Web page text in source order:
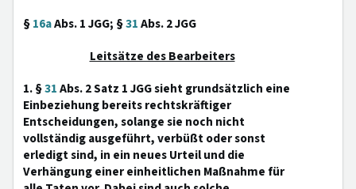
§16aAbs. 1 JGG; §31Abs. 2 JGG
Leitsätze des Bearbeiters
1. §31Abs. 2 Satz 1 JGG sieht grundsätzlich eine
Einbeziehung bereits rechtskräftiger
Entscheidungen, solange sie noch nicht
vollständig ausgeführt, verbüßt oder sonst
erledigt sind, in ein neues Urteil und die
Verhängung einer einheitlichen Maßnahme für